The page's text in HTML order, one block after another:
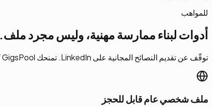
للمواهب
أدوات لبناء ممارسة مهنية، وليس مجرد ملف.
توقّف عن تقديم النصائح المجانية على LinkedIn. تمنحك GigsPool كل ما تحتاجه لتحويل خبرتك إلى دخل والنمو وفق جدولك.
ملف شخصي عام قابل للحجز